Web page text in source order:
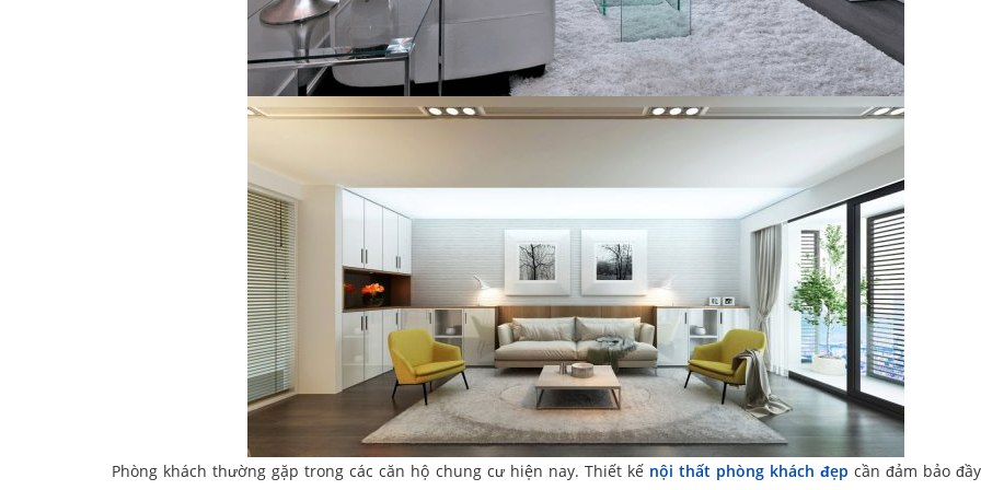
Phòng khách thường gặp trong các căn hộ chung cư hiện nay. Thiết kế nội thất phòng khách đẹp cần đảm bảo